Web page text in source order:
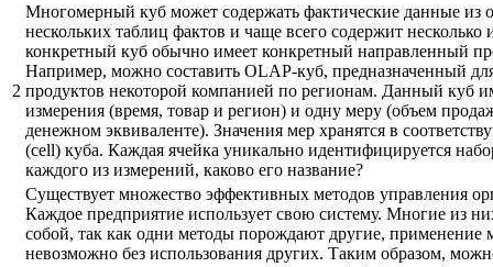
2
Многомерный куб может содержать фактические данные из
нескольких таблиц фактов и чаще всего содержит
конкретный куб обычно имеет конкретный направленный
Например, можно составить OLAP-куб, предназначенный
продуктов некоторой компанией по регионам. Данный куб
измерения (время, товар и регион) и одну меру (объем
денежном эквиваленте). Значения мер хранятся в
(cell) куба. Каждая ячейка уникально идентифицируется
каждого из измерений, каково его название?
Существует множество эффективных методов управления
Каждое предприятие использует свою систему. Многие из
собой, так как одни методы порождают другие, применение
невозможно без использования других. Таким образом,